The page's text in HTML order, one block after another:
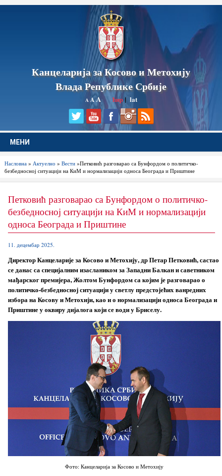
Канцеларија за Косово и Метохију
Влада Републике Србије
A AA ћир|lat
МЕНИ
Насловна» Актуелно » Вести»Петковић разговарао са Бунфордом о политичко-
безбедносној ситуацији на КиМ и нормализацији односа Београда и Приштине
Петковић разговарао са Бунфордом о политичко-
безбедносној ситуацији на КиМ и нормализацији
односа Београда и Приштине
11. децембар 2025.
Директор Канцеларије за Косово и Метохију, др Петар Петковић, састао
се данас са специјалним изаслаником за Западни Балкан и саветником
мађарског премијера, Жолтом Бунфордом са којим је разговарао о
политичко-безбедносној ситуацији у светлу предстојећих ванредних
избора на Косову и Метохији, као и о нормализацији односа Београда и
Приштине у оквиру дијалога који се води у Бриселу.
Фото: Канцеларија за Косово и Метохију